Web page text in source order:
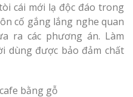
cái mới lạ độc đáo trong
cố gắng lắng nghe quan
ra các phương án. Làm
dùng được bảo đảm chất